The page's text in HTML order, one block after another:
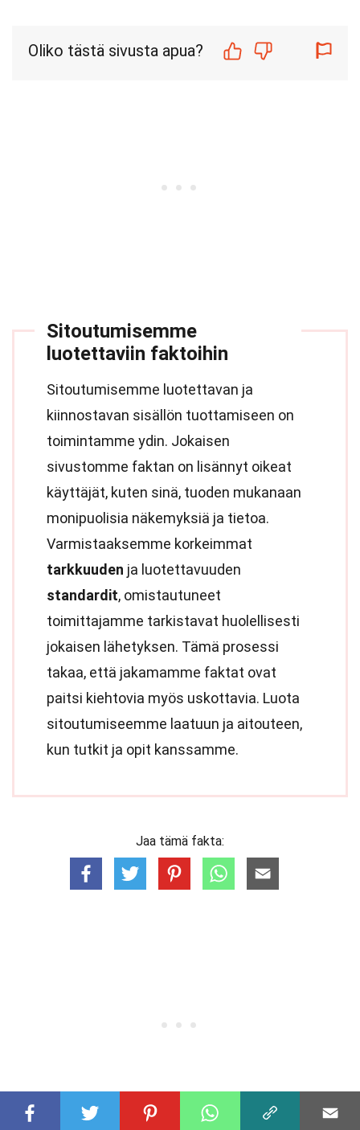
Oliko tästä sivusta apua?
Sitoutumisemme
luotettaviin faktoihin
Sitoutumisemme luotettavan ja
kiinnostavan sisällön tuottamiseen on
toimintamme ydin. Jokaisen
sivustomme faktan on lisännyt oikeat
käyttäjät, kuten sinä, tuoden mukanaan
monipuolisia näkemyksiä ja tietoa.
Varmistaaksemme korkeimmat
tarkkuuden ja luotettavuuden
standardit, omistautuneet
toimittajamme tarkistavat huolellisesti
jokaisen lähetyksen. Tämä prosessi
takaa, että jakamamme faktat ovat
paitsi kiehtovia myös uskottavia. Luota
sitoutumiseemme laatuun ja aitouteen,
kun tutkit ja opit kanssamme.
Jaa tämä fakta: